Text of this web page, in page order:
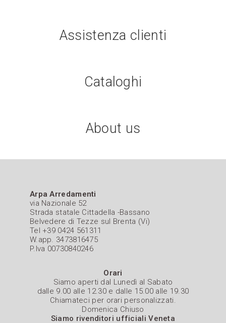
Assistenza clienti
Cataloghi
About us
Arpa Arredamenti
via Nazionale 52
Strada statale Cittadella -Bassano
Belvedere di Tezze sul Brenta (Vi)
Tel +39 0424 561311
W.app. 3473816475
P.Iva 00730840246
Orari
Siamo aperti dal Lunedì al Sabato
dalle 9.00 alle 12.30 e dalle 15.00 alle 19.30
Chiamateci per orari personalizzati.
Domenica Chiuso
Siamo rivenditori ufficiali Veneta